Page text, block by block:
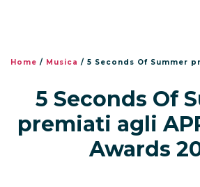
Home / Musica / 5 Seconds Of Summer premiati
5 Seconds Of
premiati agli
Awards